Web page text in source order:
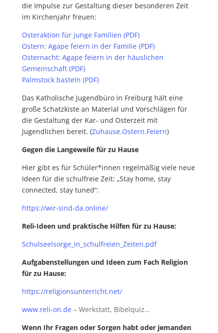
die Impulse zur Gestaltung dieser besonderen Zeit
im Kirchenjahr freuen:
Osteraktion für junge Familien (PDF)
Ostern: Agape feiern in der Familie (PDF)
Osternacht: Agape feiern in der häuslichen
Gemeinschaft (PDF)
Palmstock basteln (PDF)
Das Katholische Jugendbüro in Freiburg hält eine
große Schatzkiste an Material und Vorschlägen für
die Gestaltung der Kar- und Osterzeit mit
Jugendlichen bereit. (Zuhause.Ostern.Feiern)
Gegen die Langeweile für zu Hause
Hier gibt es für Schüler*innen regelmäßig viele neue
Ideen für die schulfreie Zeit: „Stay home, stay
connected, stay tuned“:
https://wir-sind-da.online/
Reli-Ideen und praktische Hilfen für zu Hause:
Schulseelsorge_in_schulfreien_Zeiten.pdf
Aufgabenstellungen und Ideen zum Fach Religion
für zu Hause:
https://religionsunterricht.net/
www.reli-on.de – Werkstatt, Bibelquiz…
Wenn Ihr Fragen oder Sorgen habt oder jemanden